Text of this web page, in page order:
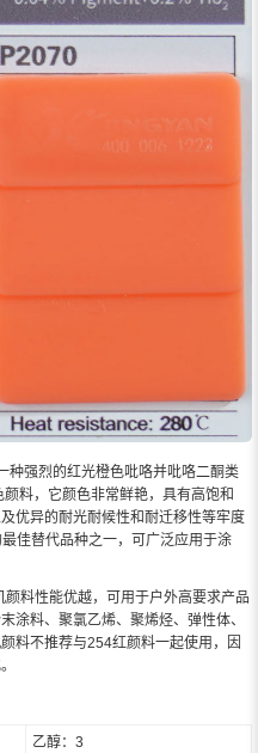
种强烈的红光橙色吡咯并吡咯二酮类
料，它颜色非常鲜艳，具有高饱和
优异的耐光耐候性和耐迁移性等牢度
佳替代品种之一，可广泛应用于涂
料性能优越，可用于户外高要求产品
涂料、聚氯乙烯、聚烯烃、弹性体、
料不推荐与254红颜料一起使用，因
乙醇：3